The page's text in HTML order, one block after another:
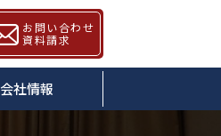
お問い合わせ
資料請求
会社情報